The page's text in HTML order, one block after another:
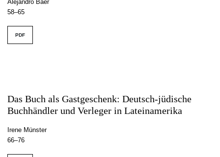
Alejandro Baer
58–65
PDF
Das Buch als Gastgeschenk: Deutsch-jüdische
Buchhändler und Verleger in Lateinamerika
Irene Münster
66–76